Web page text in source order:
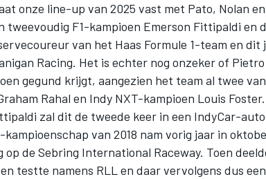
onze line-up van 2025 vast met Pato, Nolan
tweevoudig F1-kampioen Emerson Fittipaldi en
van het Haas Formule 1-team en
Racing. Het is echter nog onzeker of
gegund krijgt, aangezien het team al twee
Rahal en Indy NXT-kampioen Louis Foster.
zal dit de tweede keer in een IndyCar-
kampioenschap van 2018 nam vorig jaar in
op de Sebring International Raceway. Toen
testte namens RLL en daar vervolgens dus